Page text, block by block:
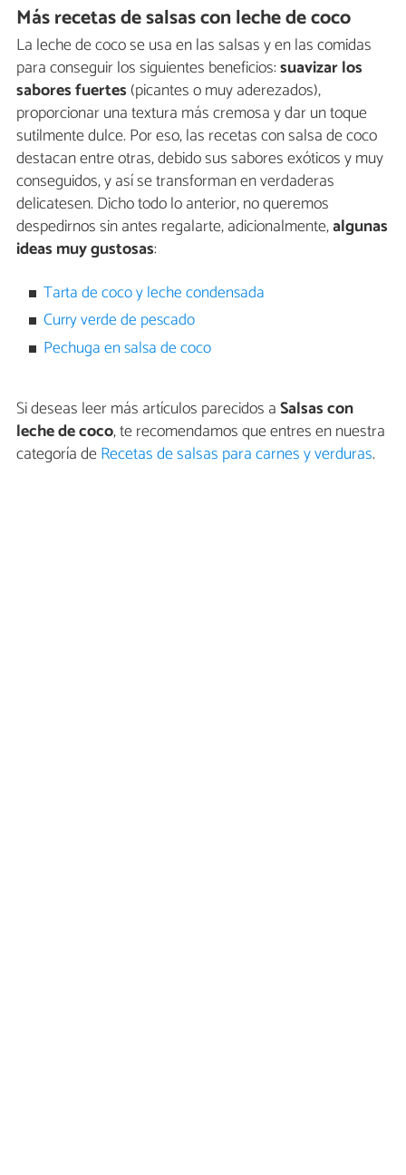
Más recetas de salsas con leche de coco
La leche de coco se usa en las salsas y en las comidas
para conseguir los siguientes beneficios:suavizar los
sabores fuertes (picantes o muy aderezados),
proporcionar una textura más cremosa y dar un toque
sutilmente dulce. Por eso, las recetas con salsa de coco
destacan entre otras, debido sus sabores exóticos y muy
conseguidos, y así se transforman en verdaderas
delicatesen. Dicho todo lo anterior, no queremos
despedirnos sin antes regalarte, adicionalmente,algunas
ideas muy gustosas:
Tarta de coco y leche condensada
Curry verde de pescado
Pechuga en salsa de coco
Si deseas leer más artículos parecidos aSalsas con
leche de coco, te recomendamos que entres en nuestra
categoría deRecetas de salsas para carnes y verduras.